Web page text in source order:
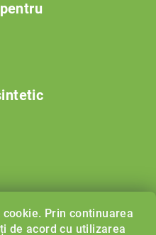
Prin continuarea
de acord cu utilizarea